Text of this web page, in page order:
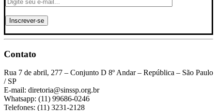
Contato
Rua 7 de abril, 277 – Conjunto D 8º Andar – República – São Paulo
/ SP
E-mail: diretoria@sinssp.org.br
Whatsapp: (11) 99686-0246
Telefones: (11) 3231-2128